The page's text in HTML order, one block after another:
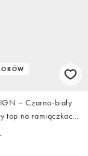
– Czarno-biały
top na ramiączkach
kształcie litery U